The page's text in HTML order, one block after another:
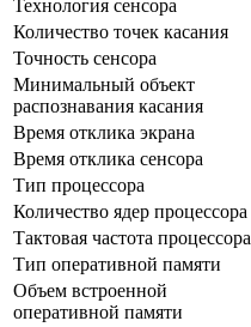
Технология сенсора
Количество точек касания
Точность сенсора
Минимальный объект
распознавания касания
Время отклика экрана
Время отклика сенсора
Тип процессора
Количество ядер процессора
Тактовая частота процессора
Тип оперативной памяти
Объем встроенной
оперативной памяти